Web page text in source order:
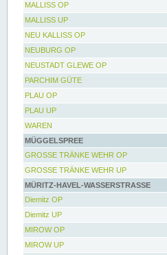
MALLISS OP
MALLISS UP
NEU KALLISS OP
NEUBURG OP
NEUSTADT GLEWE OP
PARCHIM GÜTE
PLAU OP
PLAU UP
WAREN
MÜGGELSPREE
GROSSE TRÄNKE WEHR OP
GROSSE TRÄNKE WEHR UP
MÜRITZ-HAVEL-WASSERSTRASSE
Diemitz OP
Diemitz UP
MIROW OP
MIROW UP